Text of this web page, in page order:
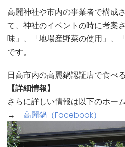
高麗神社や市内の事業者で構成
て、神社のイベントの時に考案
味」、「地場産野菜の使用」、
です。
日高市内の高麗鍋認証店で食べ
【詳細情報】
さらに詳しい情報は以下のホー
→ 高麗鍋（Facebook）